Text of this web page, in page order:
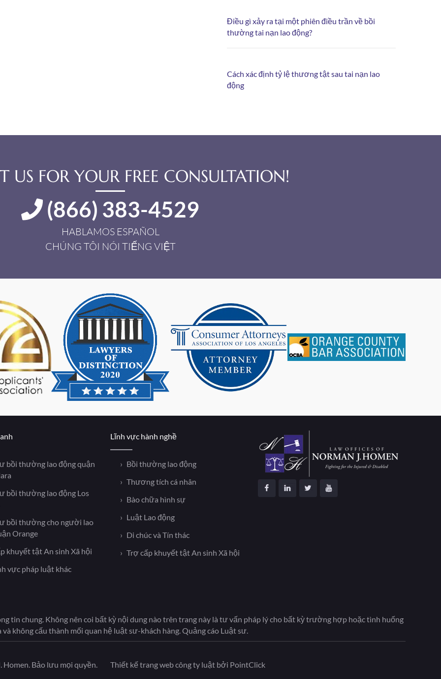
Điều gì xảy ra tại một phiên điều trần về bồi
thường tai nạn lao động?
Cách xác định tỷ lệ thương tật sau tai nạn lao
động
US FOR YOUR FREE CONSULTATION!
(866) 383-4529
HABLAMOS ESPAÑOL
CHÚNG TÔI NÓI TIẾNG VIỆT
bồi thường lao động quận
bồi thường lao động Los
bồi thường cho người lao
Orange
khuyết tật An sinh Xã hội
vực pháp luật khác
Lĩnh vực hành nghề
Bồi thường lao động
Thương tích cá nhân
Bào chữa hình sự
Luật Lao động
Di chúc và Tín thác
Trợ cấp khuyết tật An sinh Xã hội
tin chung. Không nên coi bất kỳ nội dung nào trên trang này là tư vấn pháp lý cho bất kỳ trường hợp hoặc tình huống
không cấu thành mối quan hệ luật sư-khách hàng. Quảng cáo Luật sư.
Bảo lưu mọi quyền.
Thiết kế trang web công ty luật bởi PointClick